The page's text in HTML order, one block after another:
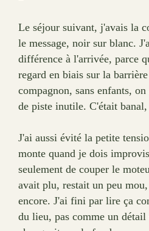
Le séjour suivant, j'avais la
le message, noir sur blanc.
différence à l'arrivée, parce
regard en biais sur la
compagnon, sans enfants,
de piste inutile. C'était
J'ai aussi évité la petite
monte quand je dois
seulement de couper le
avait plu, restait un peu
encore. J'ai fini par lire ça
du lieu, pas comme un